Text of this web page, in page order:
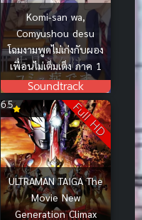
Komi-san wa,
Comyushou desu
โฉมงามพูดไม่เก่งกับผอง
เพื่อนไม่เต็มเต็ง ภาค 1
Soundtrack
Full HD
ULTRAMAN TAIGA The
Movie New
Generation Climax
6.5